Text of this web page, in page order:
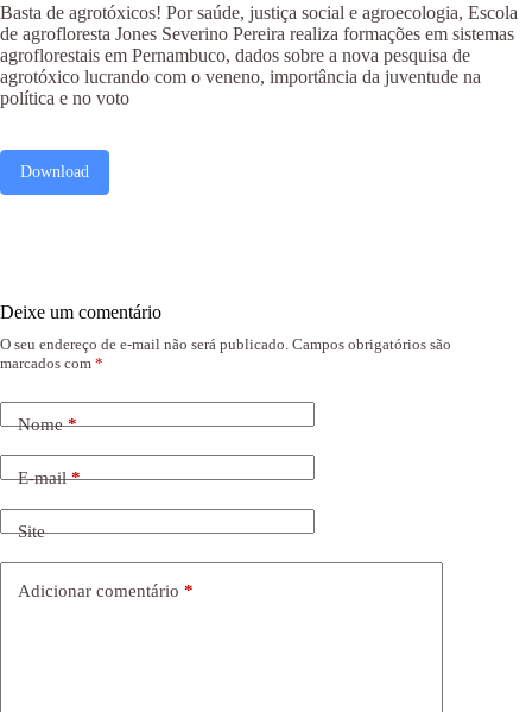
Basta de agrotóxicos! Por saúde, justiça social e agroecologia, Escola
de agrofloresta Jones Severino Pereira realiza formações em sistemas
agroflorestais em Pernambuco, dados sobre a nova pesquisa de
agrotóxico lucrando com o veneno, importância da juventude na
política e no voto
Download
Deixe um comentário
O seu endereço de e-mail não será publicado. Campos obrigatórios são
marcados com *
Nome*
E-mail*
Site
Adicionar comentário *